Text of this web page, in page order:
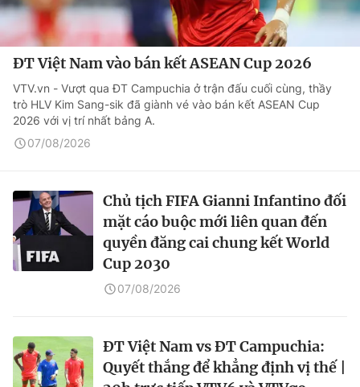
ĐT Việt Nam vào bán kết ASEAN Cup 2026
VTV.vn - Vượt qua ĐT Campuchia ở trận đấu cuối cùng, thầy
trò HLV Kim Sang-sik đã giành vé vào bán kết ASEAN Cup
2026 với vị trí nhất bảng A.
07/08/2026
Chủ tịch FIFA Gianni Infantino đối
mặt cáo buộc mới liên quan đến
quyền đăng cai chung kết World
Cup 2030
07/08/2026
ĐT Việt Nam vs ĐT Campuchia:
Quyết thắng để khẳng định vị thế |